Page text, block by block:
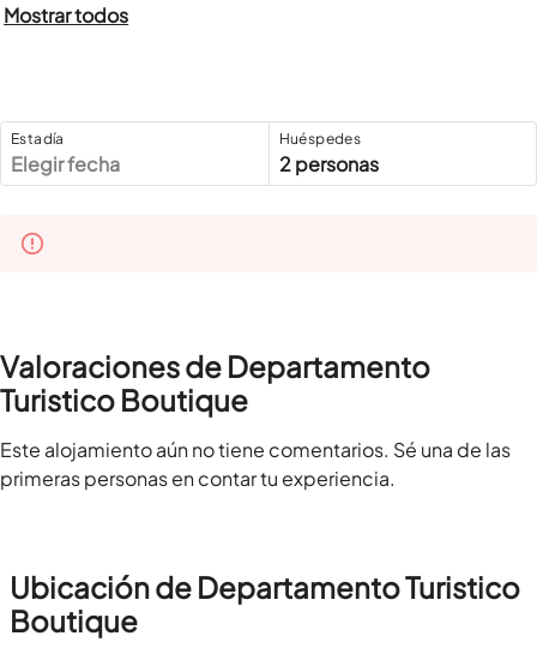
Mostrar todos
Estadía
Elegir fecha
Huéspedes
2 personas
Valoraciones de Departamento
Turistico Boutique
Este alojamiento aún no tiene comentarios. Sé una de las
primeras personas en contar tu experiencia.
Ubicación de Departamento Turistico
Boutique